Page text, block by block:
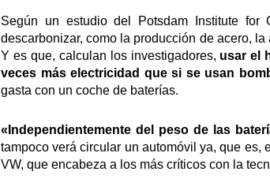
Según un estudio del Potsdam Institute
descarbonizar, como la producción de acero,
Y es que, calculan los investigadores, usar el
veces más electricidad que si se usan
gasta con un coche de baterías.
«Independientemente del peso de las
tampoco verá circular un automóvil ya, que es,
VW, que encabeza a los más críticos con la